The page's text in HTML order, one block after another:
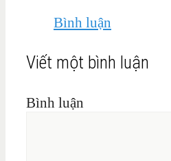
Bình luận
Viết một bình luận
Bình luận